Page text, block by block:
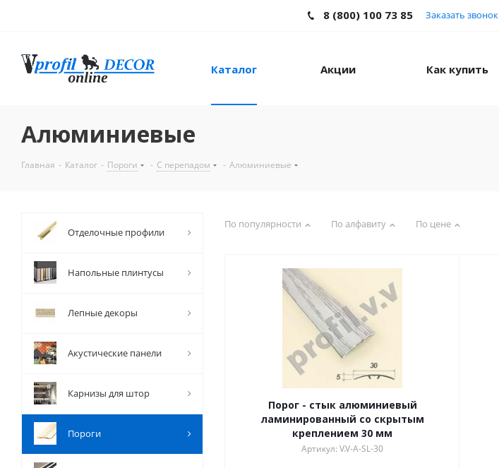
8 (800) 100 73 85 Заказать звонок
Каталог Акции Как купить
Алюминиевые
Главная - Каталог - Пороги - С перепадом - Алюминиевые
По популярности По алфавиту По цене
Порог - стык алюминиевый
ламинированный со скрытым
креплением 30 мм
Артикул: V.V-A-SL-30
Отделочные профили
Напольные плинтусы
Лепные декоры
Акустические панели
Карнизы для штор
Пороги